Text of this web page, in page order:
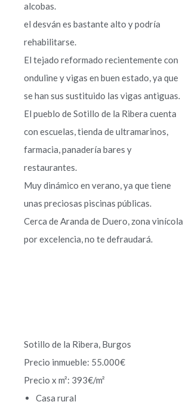
alcobas.
el desván es bastante alto y podría
rehabilitarse.
El tejado reformado recientemente con
onduline y vigas en buen estado, ya que
se han sus sustituido las vigas antiguas.
El pueblo de Sotillo de la Ribera cuenta
con escuelas, tienda de ultramarinos,
farmacia, panadería bares y
restaurantes.
Muy dinámico en verano, ya que tiene
unas preciosas piscinas públicas.
Cerca de Aranda de Duero, zona vinícola
por excelencia, no te defraudará.
Sotillo de la Ribera, Burgos
Precio inmueble: 55.000€
Precio x m²: 393€/m²
Casa rural